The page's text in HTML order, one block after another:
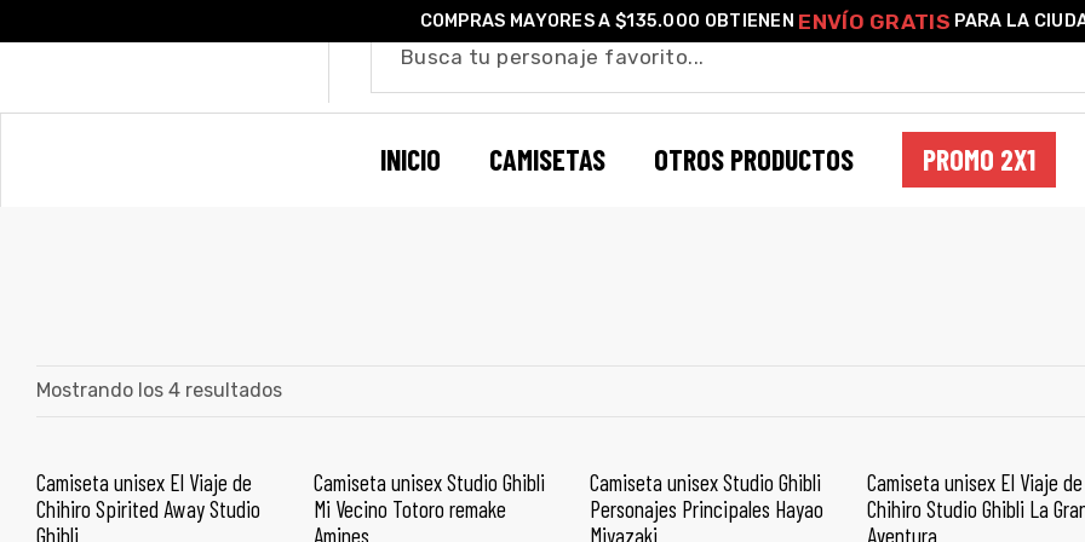
COMPRAS MAYORES A $135.000 OBTIENEN ENVÍO GRATIS PARA LA
INICIO CAMISETAS OTROS PRODUCTOS PROMO 2X1
Mostrando los 4 resultados
SELECCIONAR OPCIONES
Camiseta unisex El Viaje de
Chihiro Spirited Away Studio
Ghibli
SELECCIONAR OPCIONES
Camiseta unisex Studio Ghibli
Mi Vecino Totoro remake
Amines
SELECCIONAR OPCIONES
Camiseta unisex Studio Ghibli
Personajes Principales Hayao
Miyazaki
SELECCIONAR OPCIONES
Camiseta unisex El Viaje de
Chihiro Studio Ghibli La
Aventura